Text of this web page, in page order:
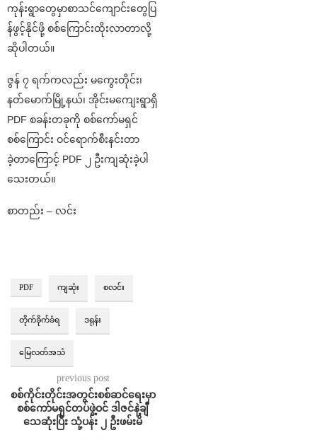
ကုန်းရွာတွေမှာစာသင်ကျောင်းတွေပြ
န်ဖွင့်နိုင်ဖို့ စစ်ကြောင်းထိုးလာတာလို့
ဆိုပါတယ်။
ဇွန် ၇ ရက်ကလည်း မကွေးတိုင်း၊
နတ်မောက်မြို့နယ်၊ အိုင်းမကျေးရွာရှိ
PDF စခန်းတခုကို စစ်ကော်မရှင်
စစ်ကြောင်း ဝင်ရောက်စီးနင်းတာ
ခဲ့‌တာကြောင့် PDF ၂ ဦးကျဆုံးခဲ့ပါ
သေးတယ်။
စာတည်း – လင်း
PDF ကျဆုံး စလင်း
တိုက်ခိုက်ခံရ ဒရုန်း
မြေလတ်အသံ
previous post
စစ်ကိုင်းတိုင်းအတွင်းစစ်ဆင်ရေးမှာ
စစ်ကော်မရှင်တပ်ဖွဲ့ဝင် ဒါဇင်နဲ့ချီ
သေဆုံးပြီး သုံ့ပန်း ၂ ဦးဖမ်းမိ